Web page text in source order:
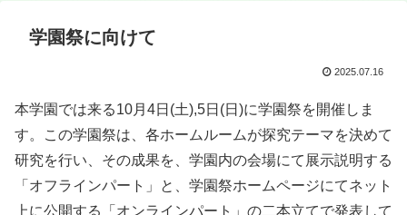
学園祭に向けて
2025.07.16
本学園では来る10月4日(土),5日(日)に学園祭を開催しま
す。この学園祭は、各ホームルームが探究テーマを決めて
研究を行い、その成果を、学園内の会場にて展示説明する
「オフラインパート」と、学園祭ホームページにてネット
上に公開する「オンラインパート」の二本立てで発表して